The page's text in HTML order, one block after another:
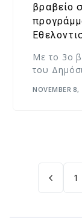
βραβείο
Με το 3ο
του
NOVEMBER 8,
1